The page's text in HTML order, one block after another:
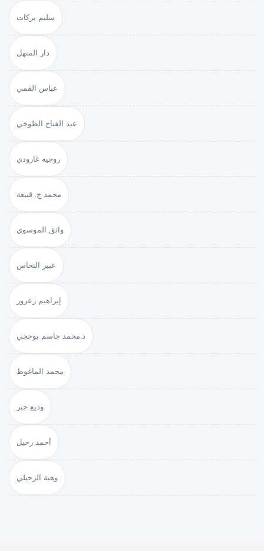
سليم بركات
دار المنهل
عباس القمي
عبد الفتاح الطوخي
روجيه غارودي
محمد ج. قبيعة
واثق الموسوي
عبير النحاس
إبراهيم زعرور
د.محمد جاسم بوحجي
محمد الماغوط
وديع جبر
أحمد رحيل
وهبة الزحيلي